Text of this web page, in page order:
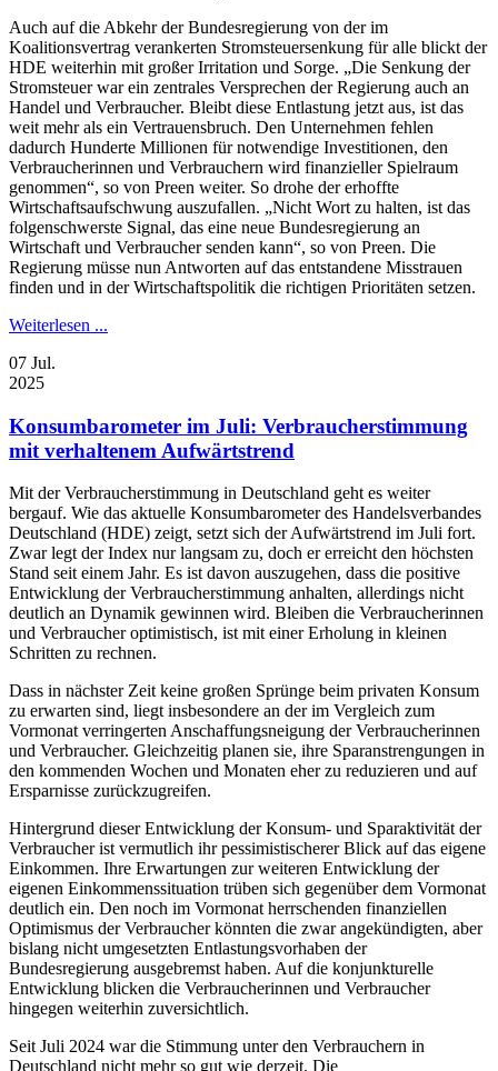
Auch auf die Abkehr der Bundesregierung von der im
Koalitionsvertrag verankerten Stromsteuersenkung für alle blickt der
HDE weiterhin mit großer Irritation und Sorge. „Die Senkung der
Stromsteuer war ein zentrales Versprechen der Regierung auch an
Handel und Verbraucher. Bleibt diese Entlastung jetzt aus, ist das
weit mehr als ein Vertrauensbruch. Den Unternehmen fehlen
dadurch Hunderte Millionen für notwendige Investitionen, den
Verbraucherinnen und Verbrauchern wird finanzieller Spielraum
genommen“, so von Preen weiter. So drohe der erhoffte
Wirtschaftsaufschwung auszufallen. „Nicht Wort zu halten, ist das
folgenschwerste Signal, das eine neue Bundesregierung an
Wirtschaft und Verbraucher senden kann“, so von Preen. Die
Regierung müsse nun Antworten auf das entstandene Misstrauen
finden und in der Wirtschaftspolitik die richtigen Prioritäten setzen.
Weiterlesen ...
07 Jul.
2025
Konsumbarometer im Juli: Verbraucherstimmung
mit verhaltenem Aufwärtstrend
Mit der Verbraucherstimmung in Deutschland geht es weiter
bergauf. Wie das aktuelle Konsumbarometer des Handelsverbandes
Deutschland (HDE) zeigt, setzt sich der Aufwärtstrend im Juli fort.
Zwar legt der Index nur langsam zu, doch er erreicht den höchsten
Stand seit einem Jahr. Es ist davon auszugehen, dass die positive
Entwicklung der Verbraucherstimmung anhalten, allerdings nicht
deutlich an Dynamik gewinnen wird. Bleiben die Verbraucherinnen
und Verbraucher optimistisch, ist mit einer Erholung in kleinen
Schritten zu rechnen.
Dass in nächster Zeit keine großen Sprünge beim privaten Konsum
zu erwarten sind, liegt insbesondere an der im Vergleich zum
Vormonat verringerten Anschaffungsneigung der Verbraucherinnen
und Verbraucher. Gleichzeitig planen sie, ihre Sparanstrengungen in
den kommenden Wochen und Monaten eher zu reduzieren und auf
Ersparnisse zurückzugreifen.
Hintergrund dieser Entwicklung der Konsum- und Sparaktivität der
Verbraucher ist vermutlich ihr pessimistischerer Blick auf das eigene
Einkommen. Ihre Erwartungen zur weiteren Entwicklung der
eigenen Einkommenssituation trüben sich gegenüber dem Vormonat
deutlich ein. Den noch im Vormonat herrschenden finanziellen
Optimismus der Verbraucher könnten die zwar angekündigten, aber
bislang nicht umgesetzten Entlastungsvorhaben der
Bundesregierung ausgebremst haben. Auf die konjunkturelle
Entwicklung blicken die Verbraucherinnen und Verbraucher
hingegen weiterhin zuversichtlich.
Seit Juli 2024 war die Stimmung unter den Verbrauchern in
Deutschland nicht mehr so gut wie derzeit. Die